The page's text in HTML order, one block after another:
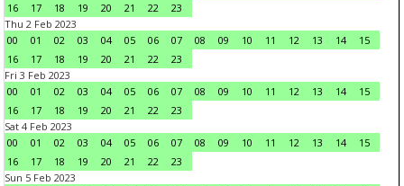
16
17 18 19 20 21 22
23
Thu 2 Feb 2023
00
01 02 03 04 05 06 07 08 09 10 11 12 13 14
15
16
17 18 19 20 21 22
23
Fri 3 Feb 2023
00
01 02 03 04 05 06 07 08 09 10 11 12 13 14
15
16
17 18 19 20 21 22
23
Sat 4 Feb 2023
00
01 02 03 04 05 06 07 08 09 10 11 12 13 14
15
16
17 18 19 20 21 22
23
Sun 5 Feb 2023